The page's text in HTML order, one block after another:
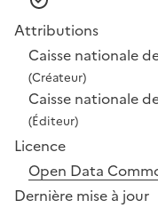
Attributions
Caisse nationale
(Créateur)
Caisse nationale
(Éditeur)
Licence
Open Data
Dernière mise à jour